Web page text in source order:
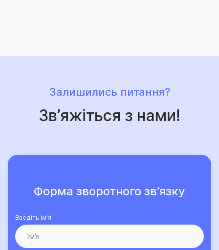
Залишились питання?
Зв’яжіться з нами!
Форма зворотного зв’язку
Введіть ім’я